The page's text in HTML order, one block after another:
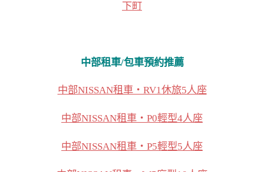
下町
中部租車/包車預約推薦
中部NISSAN租車・RV1休旅5人座
中部NISSAN租車・P0輕型4人座
中部NISSAN租車・P5輕型5人座